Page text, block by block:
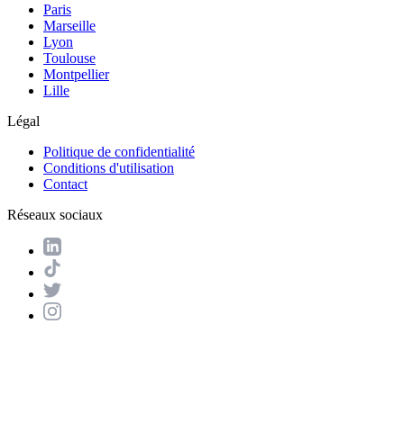
Paris
Marseille
Lyon
Toulouse
Montpellier
Lille
Légal
Politique de confidentialité
Conditions d'utilisation
Contact
Réseaux sociaux